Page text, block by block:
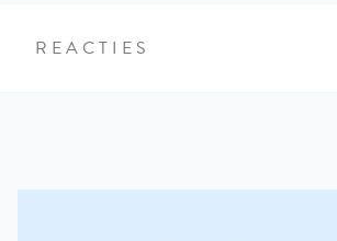
REACTIES